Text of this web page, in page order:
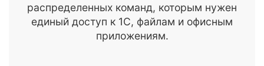
распределенных команд, которым нужен
единый доступ к 1С, файлам и офисным
приложениям.